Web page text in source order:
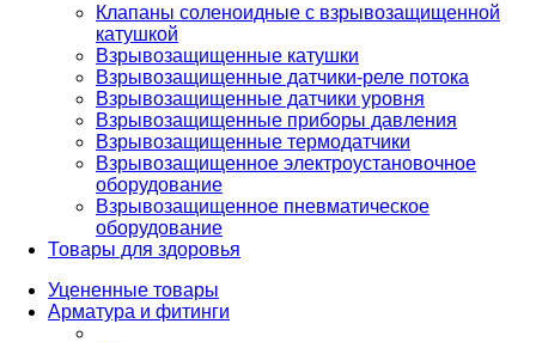
Клапаны соленоидные с взрывозащищенной
катушкой
Взрывозащищенные катушки
Взрывозащищенные датчики-реле потока
Взрывозащищенные датчики уровня
Взрывозащищенные приборы давления
Взрывозащищенные термодатчики
Взрывозащищенное электроустановочное
оборудование
Взрывозащищенное пневматическое
оборудование
Товары для здоровья
Уцененные товары
Арматура и фитинги